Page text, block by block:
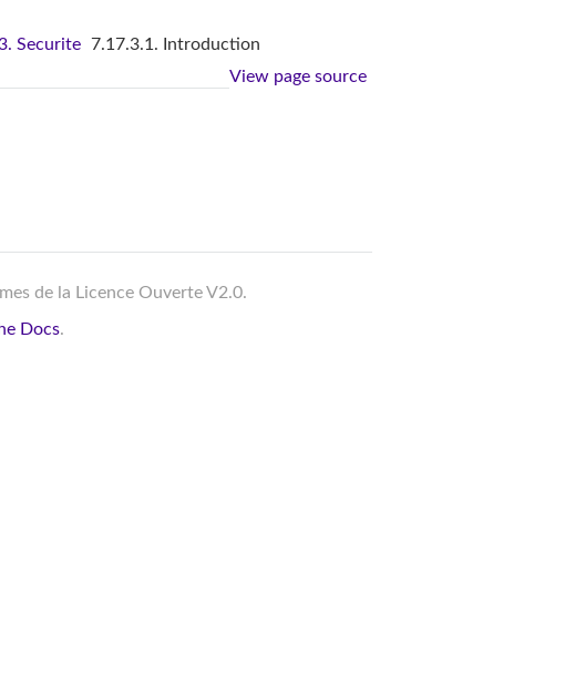
Securite 7.17.3.1. Introduction
View page source
de la Licence Ouverte V2.0.
Docs.